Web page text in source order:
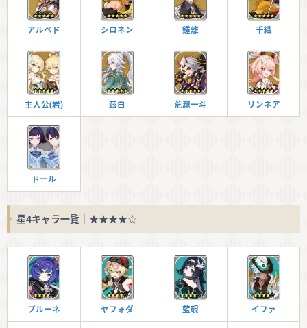
アルベド シロネン 鍾離 千織
主人公(岩) 茲白 荒瀧一斗 リンネア
ドール
星4キャラ一覧｜★★★★☆
プルーネ ヤフォダ 藍硯 イファ